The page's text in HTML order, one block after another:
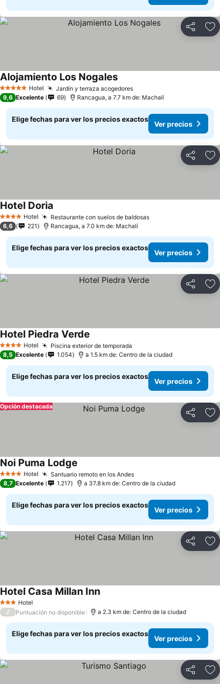
Compartir
5 Estrellas Hotel Jardín y terraza acogedoresVer precios
Alojamiento Los NogalesVer precios
9,6 Excelente 69 Rancagua, a 7.7 km de: Machalí
Elige fechas para ver los precios exactos
Ver precios
Compartir
4 EstrellasHotel Restaurante con suelos de baldosasVer precios
Hotel Doria
6,6 221 Rancagua, a 7.0 km de: Machalí
Elige fechas para ver los precios exactos
Ver precios
Compartir
4 EstrellasHotel Piscina exterior de temporada
Hotel Piedra Verde
8,5 Excelente 1.054 a 1.5 km de: Centro de la ciudad
Elige fechas para ver los precios exactos
Ver precios
Compartir
Opción destacada
4 EstrellasHotel Santuario remoto en los AndesVer precios
Noi Puma Lodge
8,7 Excelente 1.217 a 37.8 km de: Centro de la ciudad
Elige fechas para ver los precios exactos
Ver precios
Compartir
3 Estrellas
Hotel
Hotel Casa Millan InnVer precios
/ Puntuación no disponible a 2.3 km de: Centro de la ciudad
Elige fechas para ver los precios exactos
Ver precios
Compartir